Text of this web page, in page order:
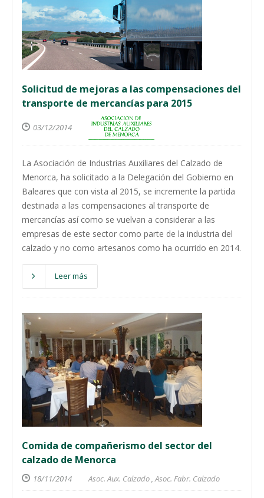
Solicitud de mejoras a las compensaciones del
transporte de mercancías para 2015
03/12/2014
La Asociación de Industrias Auxiliares del Calzado de
Menorca, ha solicitado a la Delegación del Gobierno en
Baleares que con vista al 2015, se incremente la partida
destinada a las compensaciones al transporte de
mercancías así como se vuelvan a considerar a las
empresas de este sector como parte de la industria del
calzado y no como artesanos como ha ocurrido en 2014.
Leer más
Comida de compañerismo del sector del
calzado de Menorca
18/11/2014 Asoc. Aux. Calzado,Asoc. Fabr. Calzado